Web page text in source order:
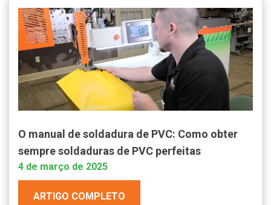
O manual de soldadura de PVC: Como obter
sempre soldaduras de PVC perfeitas
4 de março de 2025
ARTIGO COMPLETO